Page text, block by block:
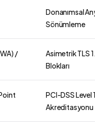
Donanımsal
Sönümleme
/
Asimetrik TLS
Blokları
PCI-DSS Level
Akreditasyonu